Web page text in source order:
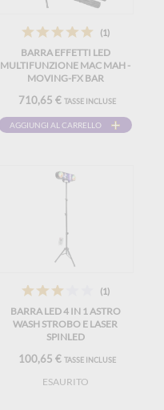
(1)
BARRA EFFETTI LED
MULTIFUNZIONE MAC MAH -
MOVING-FX BAR
710,65 € TASSE INCLUSE
AGGIUNGI AL CARRELLO
(1)
BARRA LED 4 IN 1 ASTRO
WASH STROBO E LASER
SPINLED
100,65 € TASSE INCLUSE
ESAURITO